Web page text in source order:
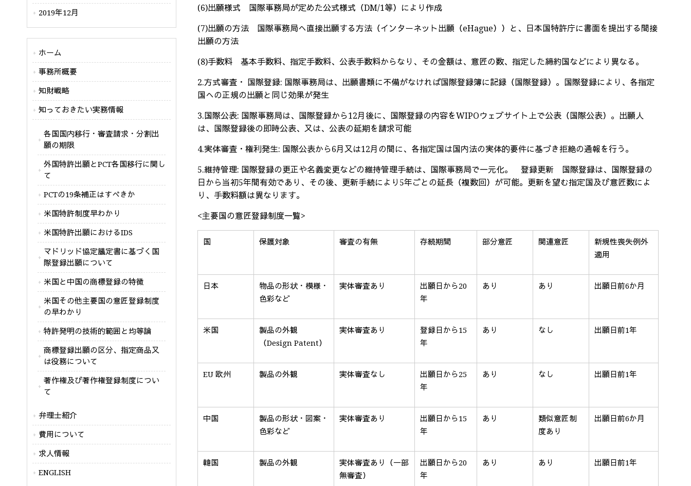
(6)出願様式 国際事務局が定めた公式様式（DM/1等）により作成
(7)出願の方法 国際事務局へ直接出願する方法（インターネット出願（eHague））と、日本国特許庁に書面を提出する間接
出願の方法
(8)手数料 基本手数料、指定手数料、公表手数料からなり、その金額は、意匠の数、指定した締約国などにより異なる。
2.方式審査・ 国際登録: 国際事務局は、出願書類に不備がなければ国際登録簿に記録（国際登録）。国際登録により、各指定
国への正規の出願と同じ効果が発生
3.国際公表: 国際事務局は、国際登録から 12月後に、国際登録の内容をWIPOウェブサイト上で公表（国際公表）。出願人
は、国際登録後の即時公表、又は、公表の延期を請求可能
4.実体審査・権利発生: 国際公表から 6月又は12月の間に、各指定国は国内法の実体的要件に基づき拒絶の通報を行う。
5.維持管理: 国際登録の更正や名義変更などの維持管理手続は、国際事務局で一元化。 登録更新 国際登録は、国際登録の
日から当初5年間有効であり、その後、更新手続により 5年ごとの延長（複数回）が可能。更新を望む指定国及び意匠数によ
り、手数料額は異なります。
<主要国の意匠登録制度一覧>
国 保護対象 審査の有無 存続期間 部分意匠 関連意匠
新規性喪失例外
適用
日本
物品の形状・模様・
色彩など
実体審査あり 出願日から20
年
あり あり 出願日前6か月
米国
製品の外観
（Design Patent）
実体審査あり 登録日から15
年
あり なし 出願日前1年
EU 欧州 製品の外観 実体審査なし 出願日から25
年
あり なし 出願日前1年
中国
製品の形状・図案・
色彩など
実体審査あり 出願日から15
年
あり
類似意匠制
度あり
出願日前6か月
韓国 製品の外観
実体審査あり（一部
無審査）
出願日から20
年
あり あり 出願日前1年
2019年12月
ホーム
事務所概要
知財戦略
知っておきたい実務情報
各国国内移行・審査請求・分割出
願の期限
外国特許出願とPCT各国移行に関し
て
PCTの19条補正はすべきか
米国特許制度早わかり
米国特許出願におけるIDS
マドリッド協定議定書に基づく国
際登録出願について
米国と中国の商標登録の特徴
米国その他主要国の意匠登録制度
の早わかり
特許発明の技術的範囲と均等論
商標登録出願の区分、指定商品又
は役務について
著作権及び著作権登録制度につい
て
弁理士紹介
費用について
求人情報
ENGLISH